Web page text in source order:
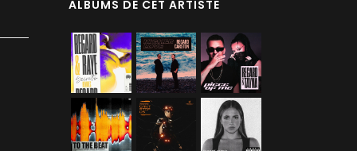
ALBUMS DE CET ARTISTE